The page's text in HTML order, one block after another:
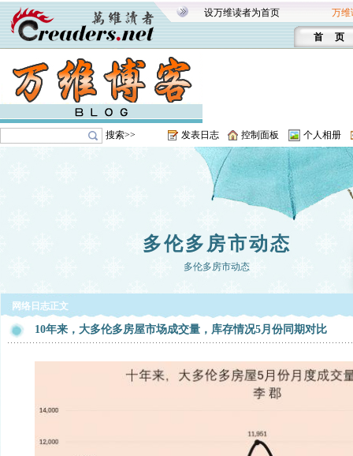
设万维读者为首页 万维
首 页
搜索>> 发表日志 控制面板 个人相册
多伦多房市动态
多伦多房市动态
网络日志正文
10年来，大多伦多房屋市场成交量，库存情况5月份同期对比